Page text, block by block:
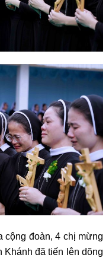
cộng đoàn, 4 chị mừng
Khánh đã tiến lên dõng